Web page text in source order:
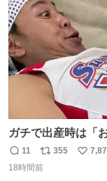
ガチで出産時は「
サンシャイン池崎
イレは「とにかく
返
信
11
リ
ポ
355
い
18時間前